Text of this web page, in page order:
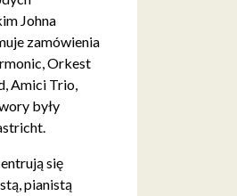
Johna
zamówienia
Orkest
Amici Trio,
były
się
pianistą